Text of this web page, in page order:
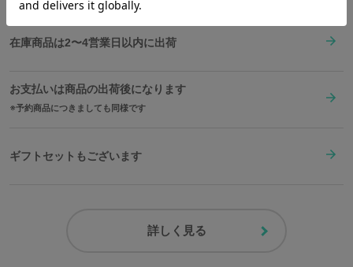
原産国／ 中国
素材／ 本体：合成皮革、ナイロン 裏地：ポリエステル 金具：鉄、亜鉛合金
在庫商品は2〜4営業日以内に出荷
お支払いは商品の出荷後になります
予約商品につきましても同様です
ギフトセットもございます
詳しく見る